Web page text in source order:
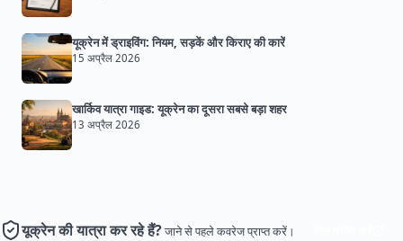
यूक्रेन में ड्राइविंग: नियम, सड़कें और किराए की कारें
15 अप्रैल 2026
खार्किव यात्रा गाइड: यूक्रेन का दूसरा सबसे बड़ा शहर
13 अप्रैल 2026
यूक्रेन की यात्रा कर रहे हैं?जाने से पहले कवरेज प्राप्त करें।